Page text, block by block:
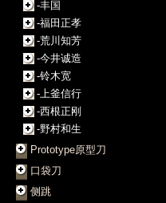
-丰国
-福田正孝
-荒川知芳
-今井诚造
-铃木宽
-上釜信行
-西根正刚
-野村和生
Prototype原型刀
口袋刀
侧跳